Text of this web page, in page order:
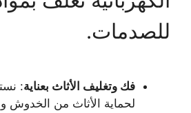
للصدمات.
فك وتغليف الأثاث بعناية:
لحماية الأثاث من الخدوش